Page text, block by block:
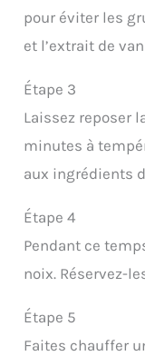
pour éviter les
et l’extrait de
Étape 3
Laissez reposer
minutes à
aux ingrédients
Étape 4
Pendant ce
noix. Réservez-
Étape 5
Faites chauffer